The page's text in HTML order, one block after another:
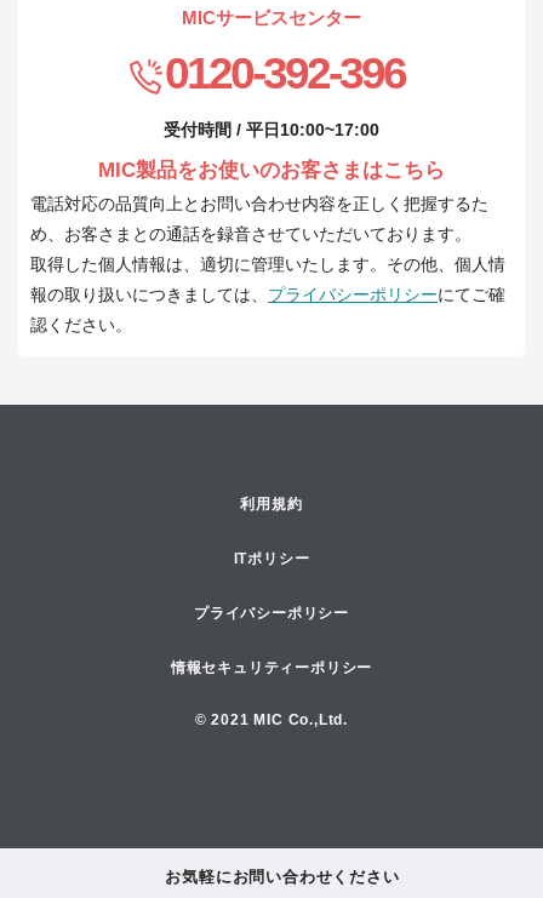
MICサービスセンター
0120-392-396
受付時間 / 平日10:00~17:00
MIC製品をお使いのお客さまはこちら
電話対応の品質向上とお問い合わせ内容を正しく把握するた
め、お客さまとの通話を録音させていただいております。
取得した個人情報は、適切に管理いたします。その他、個人情
報の取り扱いにつきましては、 プライバシーポリシーにてご確
認ください。
利用規約
ITポリシー
プライバシーポリシー
情報セキュリティーポリシー
© 2021 MIC Co.,Ltd.
お気軽にお問い合わせください